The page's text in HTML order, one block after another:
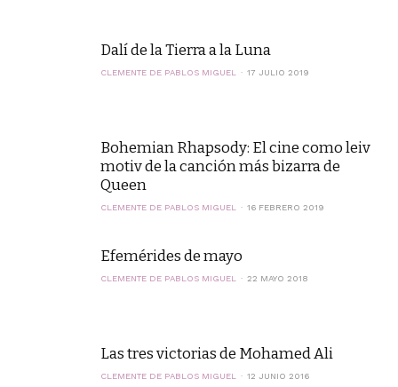
Dalí de la Tierra a la Luna
CLEMENTE DE PABLOS MIGUEL 17 JULIO 2019
Bohemian Rhapsody: El cine como leiv
motiv de la canción más bizarra de
Queen
CLEMENTE DE PABLOS MIGUEL 16 FEBRERO 2019
Efemérides de mayo
CLEMENTE DE PABLOS MIGUEL 22 MAYO 2018
Las tres victorias de Mohamed Ali
CLEMENTE DE PABLOS MIGUEL 12 JUNIO 2016